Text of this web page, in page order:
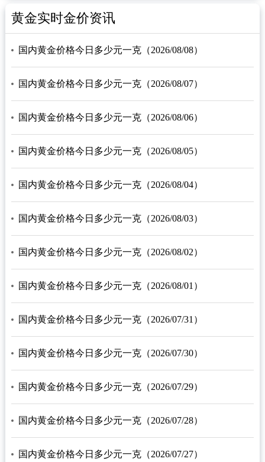
黄金实时金价资讯
国内黄金价格今日多少元一克（2026/08/08）
国内黄金价格今日多少元一克（2026/08/07）
国内黄金价格今日多少元一克（2026/08/06）
国内黄金价格今日多少元一克（2026/08/05）
国内黄金价格今日多少元一克（2026/08/04）
国内黄金价格今日多少元一克（2026/08/03）
国内黄金价格今日多少元一克（2026/08/02）
国内黄金价格今日多少元一克（2026/08/01）
国内黄金价格今日多少元一克（2026/07/31）
国内黄金价格今日多少元一克（2026/07/30）
国内黄金价格今日多少元一克（2026/07/29）
国内黄金价格今日多少元一克（2026/07/28）
国内黄金价格今日多少元一克（2026/07/27）